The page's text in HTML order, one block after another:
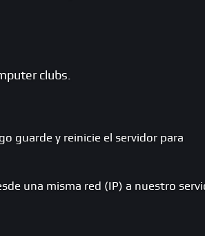
clubs.
guarde y reinicie el servidor para
una misma red (IP) a nuestro